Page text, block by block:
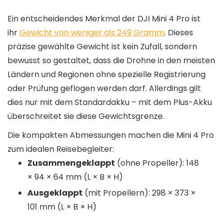
Ein entscheidendes Merkmal der DJI Mini 4 Pro ist
ihrGewicht von weniger als 249 Gramm. Dieses
präzise gewählte Gewicht ist kein Zufall, sondern
bewusst so gestaltet, dass die Drohne in den meisten
Ländern und Regionen ohne spezielle Registrierung
oder Prüfung geflogen werden darf. Allerdings gilt
dies nur mit dem Standardakku – mit dem Plus-Akku
überschreitet sie diese Gewichtsgrenze.
Die kompakten Abmessungen machen die Mini 4 Pro
zum idealen Reisebegleiter:
Zusammengeklappt (ohne Propeller): 148
× 94 × 64 mm (L × B × H)
Ausgeklappt (mit Propellern): 298 × 373 ×
101 mm (L × B × H)